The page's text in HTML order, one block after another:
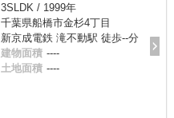
3SLDK / 1999年
千葉県船橋市金杉4丁目
新京成電鉄 滝不動駅 徒歩--分
建物面積 ----
土地面積 ----